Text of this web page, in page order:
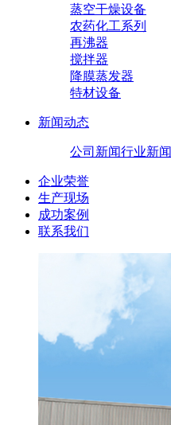
蒸空干燥设备
农药化工系列
再沸器
搅拌器
降膜蒸发器
特材设备
新闻动态
公司新闻行业新闻
企业荣誉
生产现场
成功案例
联系我们